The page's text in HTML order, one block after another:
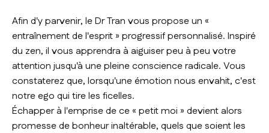
Afin d'y parvenir, le Dr Tran vous propose un «
entraînement de l'esprit » progressif personnalisé. Inspiré
du zen, il vous apprendra à aiguiser peu à peu votre
attention jusqu'à une pleine conscience radicale. Vous
constaterez que, lorsqu'une émotion nous envahit, c'est
notre ego qui tire les ficelles.
Échapper à l'emprise de ce « petit moi » devient alors
promesse de bonheur inaltérable, quels que soient les